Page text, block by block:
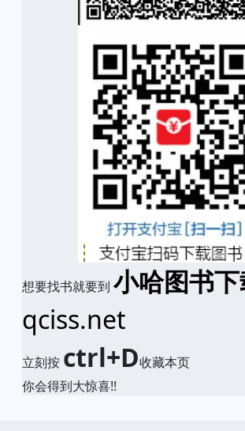
想要找书就要到 小哈图书
qciss.net
立刻按 ctrl+D收藏本页
你会得到大惊喜!!